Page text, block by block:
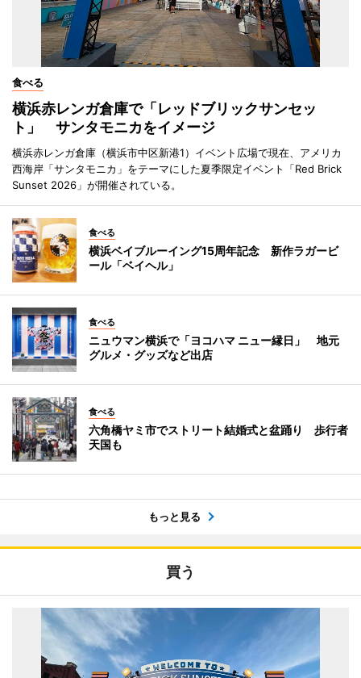
食べる
横浜赤レンガ倉庫で「レッドブリックサンセッ
ト」 サンタモニカをイメージ
横浜赤レンガ倉庫（横浜市中区新港1）イベント広場で現在、アメリカ
西海岸「サンタモニカ」をテーマにした夏季限定イベント「Red Brick
Sunset 2026」が開催されている。
食べる
横浜ベイブルーイング15周年記念 新作ラガービ
ール「ベイヘル」
食べる
ニュウマン横浜で「ヨコハマ ニュー縁日」 地元
グルメ・グッズなど出店
食べる
六角橋ヤミ市でストリート結婚式と盆踊り 歩行者
天国も
もっと見る
買う